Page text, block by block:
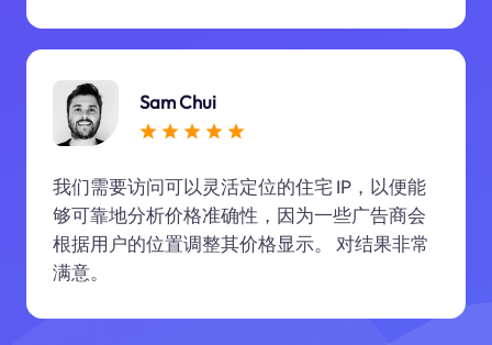
Sam Chui
我们需要访问可以灵活定位的住宅 IP，以便能
够可靠地分析价格准确性，因为一些广告商会
根据用户的位置调整其价格显示。 对结果非常
满意。